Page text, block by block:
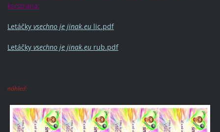
ks/strana:
Letáčky vsechno je jinak.eulic.pdf
Letáčky vsechno je jinak.eurub.pdf
náhled: